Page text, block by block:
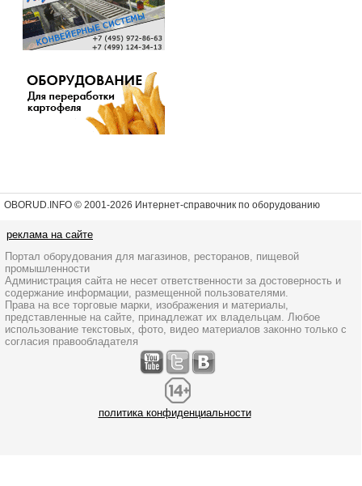
OBORUD.INFO © 2001-2026 Интернет-справочник по оборудованию
реклама на сайте
Портал оборудования для магазинов, ресторанов, пищевой
промышленности
Администрация сайта не несет ответственности за достоверность и
содержание информации, размещенной пользователями.
Права на все торговые марки, изображения и материалы,
представленные на сайте, принадлежат их владельцам. Любое
использование текстовых, фото, видео материалов законно только с
согласия правообладателя
политика конфиденциальности